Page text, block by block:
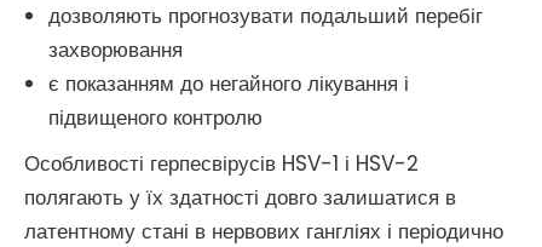
дозволяють прогнозувати подальший перебіг
захворювання
є показанням до негайного лікування і
підвищеного контролю
Особливості герпесвірусів HSV-1 і HSV-2
полягають у їх здатності довго залишатися в
латентному стані в нервових гангліях і періодично